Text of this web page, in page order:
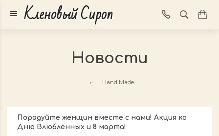
Кленовый Сироп
Новости
Hand Made
Порадуйте женщин вместе с нами! Акция ко
Дню Влюблённых и 8 марта!